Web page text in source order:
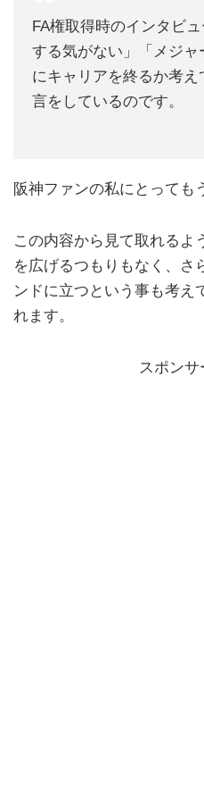
FA権取得時のインタビ
する気がない」「メジ
にキャリアを終るか考
言をしているのです。
阪神ファンの私にとっても
この内容から見て取れるよ
を広げるつもりもなく、さ
ンドに立つという事も考え
れます。
スポンサ